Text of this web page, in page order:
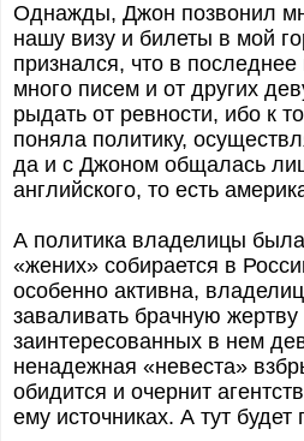
Однажды, Джон позвонил
нашу визу и билеты в мой
признался, что в
много писем и от других
рыдать от ревности, ибо к
поняла политику,
да и с Джоном общалась
английского, то есть
А политика владелицы была
«жених» собирается в
особенно активна,
заваливать брачную
заинтересованных в нем
ненадежная «невеста»
обидится и очернит
ему источниках. А тут будет